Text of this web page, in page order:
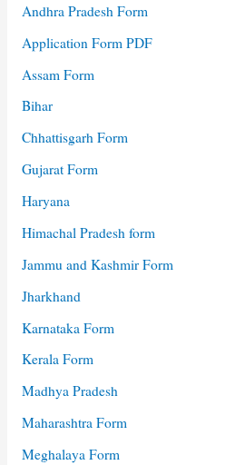
Andhra Pradesh Form
Application Form PDF
Assam Form
Bihar
Chhattisgarh Form
Gujarat Form
Haryana
Himachal Pradesh form
Jammu and Kashmir Form
Jharkhand
Karnataka Form
Kerala Form
Madhya Pradesh
Maharashtra Form
Meghalaya Form